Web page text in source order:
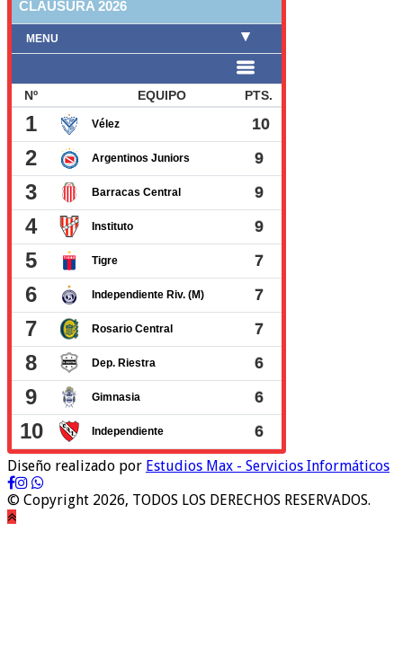
Diseño realizado por Estudios Max - Servicios Informáticos
© Copyright 2026, TODOS LOS DERECHOS RESERVADOS.